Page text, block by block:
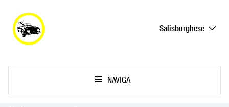
Salisburghese
NAVIGA